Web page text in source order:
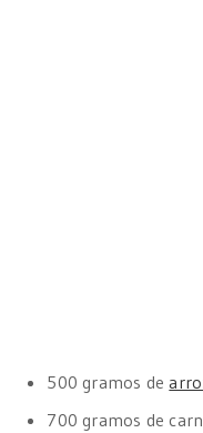
500 gramos de
700 gramos de